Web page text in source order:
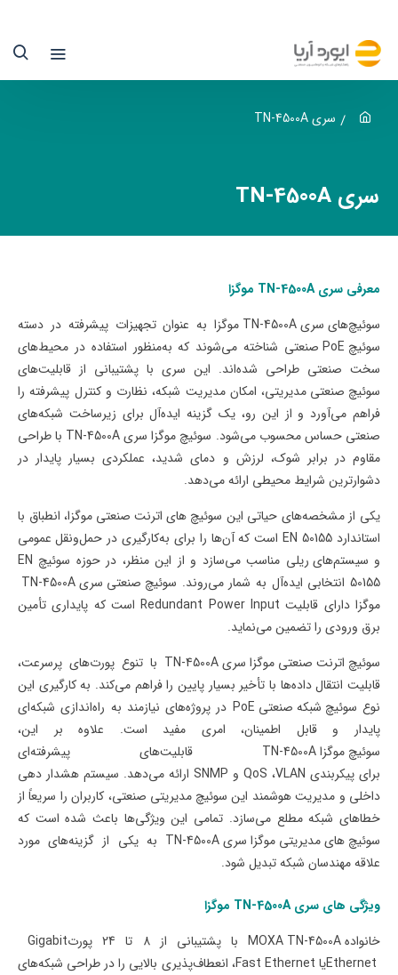
TN-
4500A
موگزا
ایوردآریا
تنها
رسمی
موگزا
در
ایران
سری TN-4500A
سری TN-4500A
معرفی سری TN-4500A موگزا
سوئیچ‌های سریTN-4500A موگزا به عنوان تجهیزات پیشرفته در دسته
سوئیچ PoE
صنعتی شناخته می‌شوند که به‌منظور استفاده در محیط‌های
سخت صنعتی طراحی شده‌اند. این سری با پشتیبانی از قابلیت‌های
سوئیچ‌ صنعتی مدیریتی، امکان مدیریت شبکه، نظارت و کنترل پیشرفته را
فراهم می‌آورد و از این رو، یک گزینه ایده‌آل برای زیرساخت شبکه‌های
صنعتی حساس محسوب می‌شود. سوئیچ موگزا سریTN-4500A با طراحی
مقاوم در برابر شوک، لرزش و دمای شدید، عملکردی بسیار پایدار در
دشوارترین شرایط محیطی ارائه می‌دهد.
یکی از مشخصه‌های حیاتی این سوئیچ های اترنت صنعتی موگزا، انطباق با
استاندارد EN 50155 است که آن‌ها را برای به‌کارگیری در حمل‌ونقل عمومی
و سیستم‌های ریلی مناسب می‌سازد و از این منظر، در حوزه سوئیچ EN
50155 انتخابی ایده‌آل به شمار می‌روند. سوئیچ صنعتی سریTN-4500A
موگزادارای قابلیتRedundant Power Input است که پایداری تأمین
برق ورودی را تضمین می‌نماید.
سوئیچ اترنت صنعتی موگزا سری TN-4500A
با تنوع پورت‌های پرسرعت،
قابلیت انتقال داده‌ها با تأخیر بسیار پایین را فراهم می‌کند. به کارگیری این
نوع سوئیچ شبکه صنعتی PoE در پروژه‌های نیازمند به راه‌اندازی شبکه‌ای
پایدار و قابل اطمینان، امری مفید است. علاوه بر این،
سوئیچ موگزا TN-4500A
قابلیت‌های پیشرفته‌ای
برای پیکربندی VLAN، QoS و SNMP ارائه می‌دهد. سیستم هشدار دهی
داخلی و مدیریت هوشمند این سوئیچ مدیریتی صنعتی، کاربران را سریعاً از
خطاهای شبکه مطلع می‌سازد. تمامی این ویژگی‌ها باعث شده است که
سوئیچ های مدیریتی موگزا سریTN-4500A به یکی از گزینه‌های مورد
علاقه مهندسان شبکه تبدیل شود.
ویژگی های سریTN-4500A موگزا
خانواده MOXA TN-4500A
با پشتیبانی از 8 تا 24 پورت
Gigabit
Ethernetیا Fast Ethernet، انعطاف‌پذیری بالایی را در طراحی شبکه‌های